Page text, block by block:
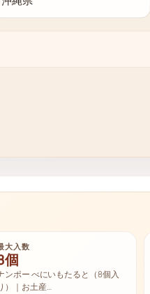
大入数
個
ンポー べにいもたると（8個入
）｜お土産…